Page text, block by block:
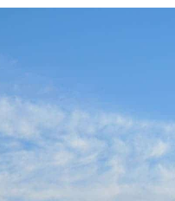
Der Ätna